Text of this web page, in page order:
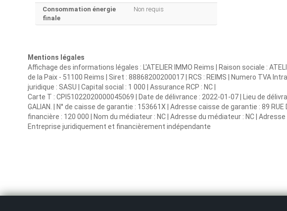
Consommation énergie
finale
Non requis
Mentions légales
Affichage des informations légales : L'ATELIER IMMO Reims | Raison sociale :
de la Paix - 51100 Reims | Siret : 88868200200017 | RCS : REIMS | Numero TVA
juridique : SASU | Capital social : 1 000 | Assurance RCP : NC |
Carte T : CPI51022020000045069 | Date de délivrance : 2022-01-07 | Lieu de
GALIAN. | N° de caisse de garantie : 153661X | Adresse caisse de garantie : 89
financière : 120 000 | Nom du médiateur : NC | Adresse du médiateur : NC | Adresse
Entreprise juridiquement et financièrement indépendante